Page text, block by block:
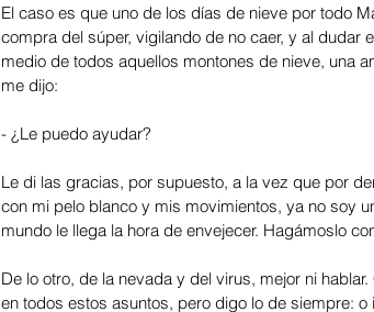
El caso es que uno de los días de nieve por todo
compra del súper, vigilando de no caer, y al dudar
medio de todos aquellos montones de nieve, una
me dijo:
- ¿Le puedo ayudar?
Le di las gracias, por supuesto, a la vez que por
con mi pelo blanco y mis movimientos, ya no soy
mundo le llega la hora de envejecer. Hagámoslo
De lo otro, de la nevada y del virus, mejor ni
en todos estos asuntos, pero digo lo de siempre: